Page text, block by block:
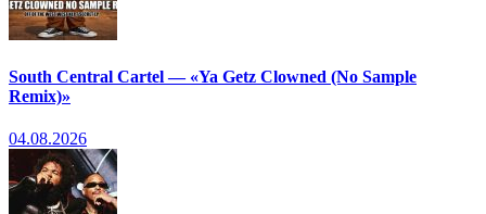
South Central Cartel — «Ya Getz Clowned (No Sample
Remix)»
04.08.2026